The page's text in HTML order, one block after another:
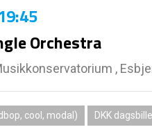
Orchestra
,
cool, modal) DKK